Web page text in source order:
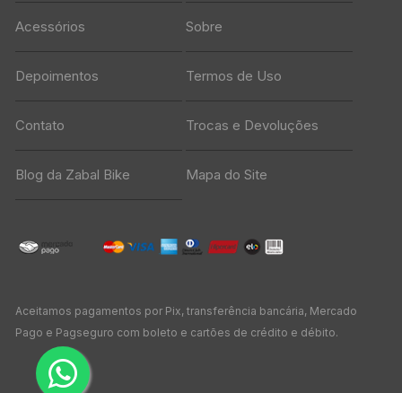
Acessórios Sobre
Depoimentos Termos de Uso
Contato Trocas e Devoluções
Blog da Zabal Bike Mapa do Site
Aceitamos pagamentos por Pix, transferência bancária, Mercado
Pago e Pagseguro com boleto e cartões de crédito e débito.